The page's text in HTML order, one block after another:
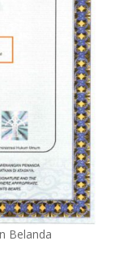
Belanda